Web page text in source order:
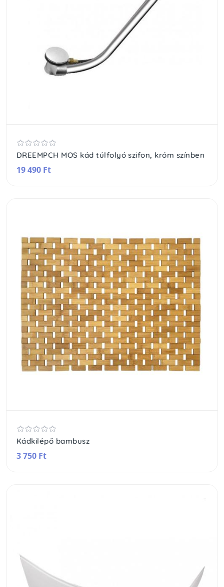
DREEMPCH MOS kád túlfolyó szifon, króm színben
19 490 Ft
Kádkilépő bambusz
3 750 Ft